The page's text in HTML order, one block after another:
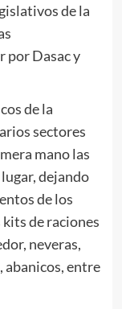
de la
por Dasac y
de la
sectores
mano las
dejando
de los
kits de raciones
neveras,
abanicos, entre